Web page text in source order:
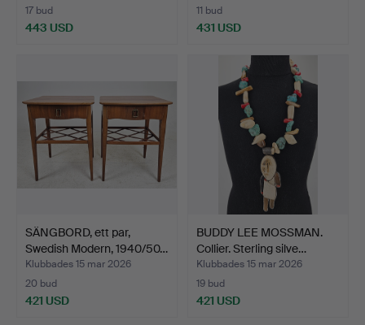
17 bud
443 USD
11 bud
431 USD
SÄNGBORD, ett par,
Swedish Modern, 1940/50…
Klubbades 15 mar 2026
20 bud
421 USD
BUDDY LEE MOSSMAN.
Collier. Sterling silve…
Klubbades 15 mar 2026
19 bud
421 USD